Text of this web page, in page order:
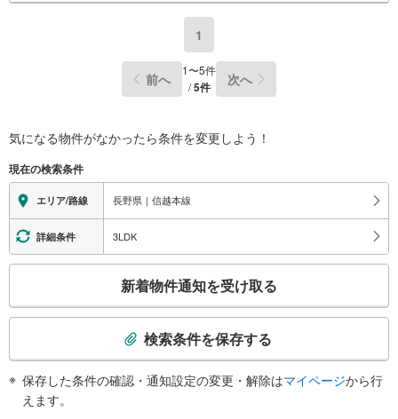
1
前へ 1〜5件
/5件 次へ
気になる物件がなかったら条件を変更しよう！
現在の検索条件
エリア/路線 長野県｜信越本線
詳細条件 3LDK
検
新着物件通知を受け取る
検索条件を保存する
保存した条件の確認・通知設定の変更・解除はマイページから行
えます。